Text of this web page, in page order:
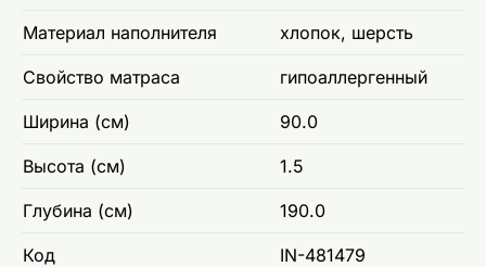
Материал наполнителя хлопок, шерсть
Свойство матраса гипоаллергенный
Ширина (см) 90.0
Высота (см) 1.5
Глубина (см) 190.0
Код IN-481479